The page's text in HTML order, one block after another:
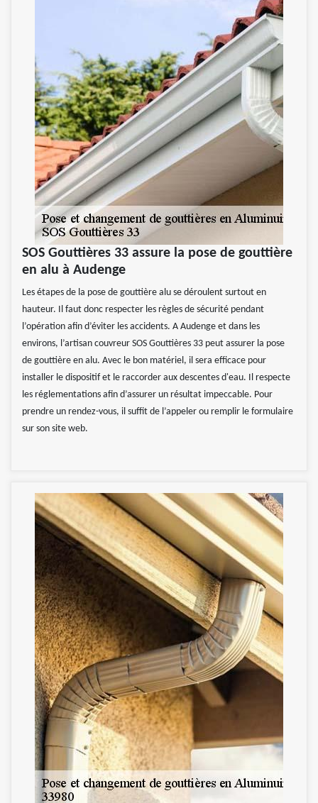
SOS Gouttières 33 assure la pose de gouttière
en alu à Audenge
Les étapes de la pose de gouttière alu se déroulent surtout en
hauteur. Il faut donc respecter les règles de sécurité pendant
l’opération afin d’éviter les accidents. A Audenge et dans les
environs, l’artisan couvreur SOS Gouttières 33 peut assurer la pose
de gouttière en alu. Avec le bon matériel, il sera efficace pour
installer le dispositif et le raccorder aux descentes d'eau. Il respecte
les réglementations afin d’assurer un résultat impeccable. Pour
prendre un rendez-vous, il suffit de l’appeler ou remplir le formulaire
sur son site web.